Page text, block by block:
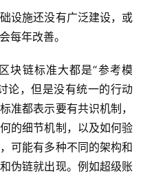
设施还没有广泛建设，或
每年改善。
块链标准大都是“参考模
论，但是没有统一的行动
准都表示要有共识机制，
的细节机制，以及如何验
可能有多种不同的架构和
伪链就出现。例如超级账